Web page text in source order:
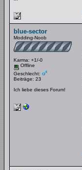
blue-sector
Modding-Noob
Karma: +1/-0
Offline
Geschlecht:
Beiträge: 23
Ich liebe dieses Forum!